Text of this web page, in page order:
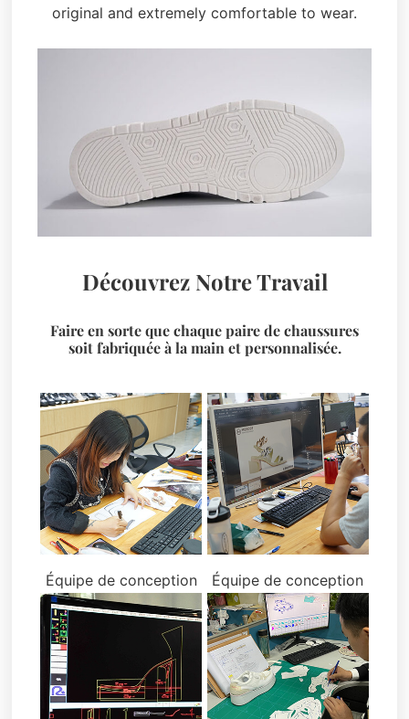
original and extremely comfortable to wear.
Découvrez Notre Travail
Faire en sorte que chaque paire de chaussures
soit fabriquée à la main et personnalisée.
Équipe de conception Équipe de conception